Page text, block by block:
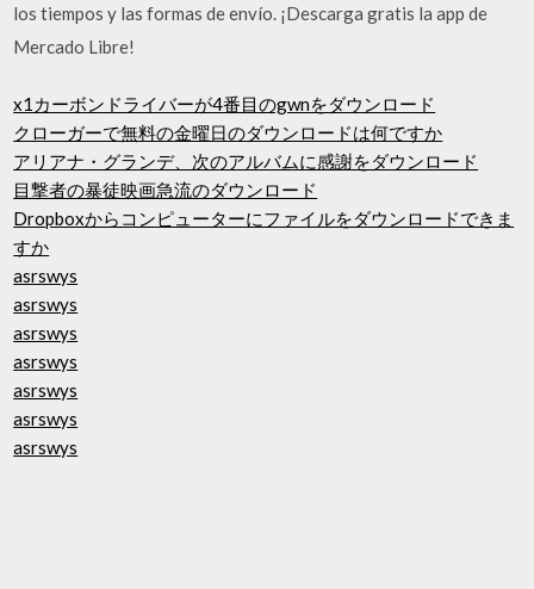
los tiempos y las formas de envío. ¡Descarga gratis la app de
Mercado Libre!
x1カーボンドライバーが4番目のgwnをダウンロード
クローガーで無料の金曜日のダウンロードは何ですか
アリアナ・グランデ、次のアルバムに感謝をダウンロード
目撃者の暴徒映画急流のダウンロード
Dropboxからコンピューターにファイルをダウンロードできま
すか
asrswys
asrswys
asrswys
asrswys
asrswys
asrswys
asrswys